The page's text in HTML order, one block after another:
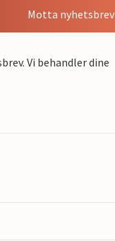
Motta nyhetsbrev
Vi behandler dine